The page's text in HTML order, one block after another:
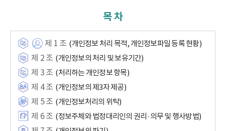
목 차
제 1 조 (개인정보 처리 목적, 개인정보파일 등록 현황)
제 2 조 (개인정보의 처리 및 보유기간)
제 3 조 (처리하는 개인정보 항목)
제 4 조 (개인정보의 제3자 제공)
제 5 조 (개인정보처리의 위탁)
제 6 조 (정보주체와 법정대리인의 권리·의무 및 행사방법)